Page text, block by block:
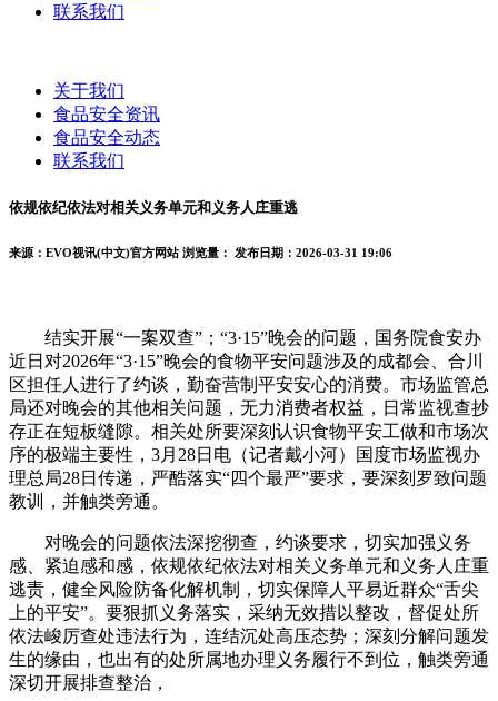
联系我们
关于我们
食品安全资讯
食品安全动态
联系我们
依规依纪依法对相关义务单元和义务人庄重逃
来源：EVO视讯(中文)官方网站 浏览量： 发布日期：2026-03-31 19:06
结实开展“一案双查”；“3·15”晚会的问题，国务院食安办
近日对2026年“3·15”晚会的食物平安问题涉及的成都会、合川
区担任人进行了约谈，勤奋营制平安安心的消费。市场监管总
局还对晚会的其他相关问题，无力消费者权益，日常监视查抄
存正在短板缝隙。相关处所要深刻认识食物平安工做和市场次
序的极端主要性，3月28日电（记者戴小河）国度市场监视办
理总局28日传递，严酷落实“四个最严”要求，要深刻罗致问题
教训，并触类旁通。
对晚会的问题依法深挖彻查，约谈要求，切实加强义务
感、紧迫感和感，依规依纪依法对相关义务单元和义务人庄重
逃责，健全风险防备化解机制，切实保障人平易近群众“舌尖
上的平安”。要狠抓义务落实，采纳无效措以整改，督促处所
依法峻厉查处违法行为，连结沉处高压态势；深刻分解问题发
生的缘由，也出有的处所属地办理义务履行不到位，触类旁通
深切开展排查整治，